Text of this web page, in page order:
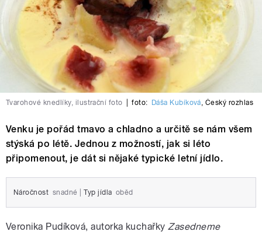
Tvarohové knedlíky, ilustrační foto foto: Dáša Kubíková, Český rozhlas
Venku je pořád tmavo a chladno a určitě se nám všem
stýská po létě. Jednou z možností, jak si léto
připomenout, je dát si nějaké typické letní jídlo.
Náročnost snadné Typ jídla oběd
Veronika Pudíková, autorka kuchařkyZasedneme